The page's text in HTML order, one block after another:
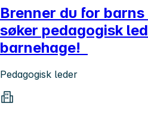
Brenner du for
søker pedagogisk
barnehage!
Pedagogisk leder